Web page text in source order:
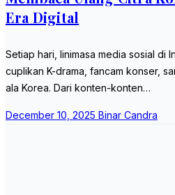
Era Digital
Setiap hari, linimasa media sosial di
cuplikan K-drama, fancam konser,
ala Korea. Dari konten-konten…
December 10, 2025 Binar Candra